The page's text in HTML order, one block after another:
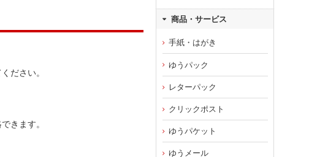
ださい。
きます。
商品・サービス
手紙・はがき
ゆうパック
レターパック
クリックポスト
ゆうパケット
ゆうメール